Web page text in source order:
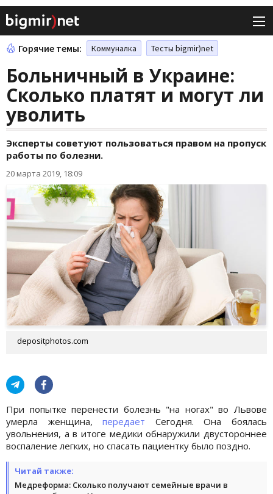
Горячие темы: Коммуналка Тесты bigmir)net
Больничный в Украине:
Сколько платят и могут ли
уволить
Эксперты советуют пользоваться правом на пропуск
работы по болезни.
20 марта 2019, 18:09
depositphotos.com
При попытке перенести болезнь "на ногах" во Львове
умерла женщина,передает Сегодня. Она боялась
увольнения, а в итоге медики обнаружили двустороннее
воспаление легких, но спасать пациентку было поздно.
Читай также:
Медреформа: Сколько получают семейные врачи в